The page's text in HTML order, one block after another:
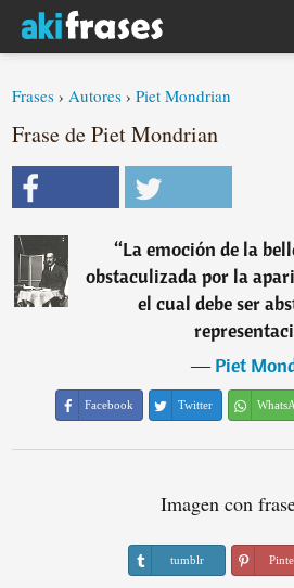
Frases ›Autores ›Piet Mondrian
Frase de Piet Mondrian
“La emoción de la
obstaculizada por la
el cual debe ser
―Piet
Facebook Twitter
Imagen con
tumblr